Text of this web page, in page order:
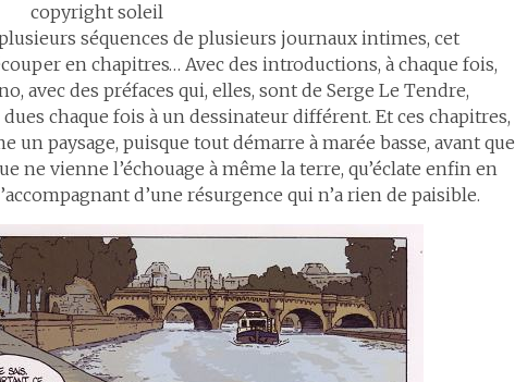
copyright soleil
séquences de plusieurs journaux intimes, cet
en chapitres… Avec des introductions, à chaque fois,
avec des préfaces qui, elles, sont de Serge Le Tendre,
chaque fois à un dessinateur différent. Et ces chapitres,
paysage, puisque tout démarre à marée basse, avant que
ne vienne l’échouage à même la terre, qu’éclate enfin en
d’une résurgence qui n’a rien de paisible.